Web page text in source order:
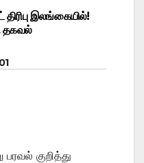
இலங்கையில்!
தகவல்
குறித்து